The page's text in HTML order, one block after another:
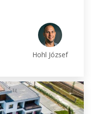
Hohl József